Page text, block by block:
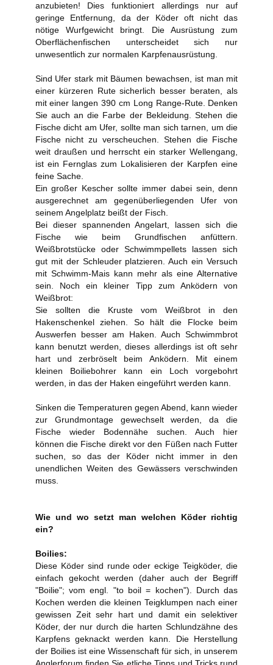
anzubieten! Dies funktioniert allerdings nur auf
geringe Entfernung, da der Köder oft nicht das
nötige Wurfgewicht bringt. Die Ausrüstung zum
Oberflächenfischen unterscheidet sich nur
unwesentlich zur normalen Karpfenausrüstung.
Sind Ufer stark mit Bäumen bewachsen, ist man mit
einer kürzeren Rute sicherlich besser beraten, als
mit einer langen 390 cm Long Range-Rute. Denken
Sie auch an die Farbe der Bekleidung. Stehen die
Fische dicht am Ufer, sollte man sich tarnen, um die
Fische nicht zu verscheuchen. Stehen die Fische
weit draußen und herrscht ein starker Wellengang,
ist ein Fernglas zum Lokalisieren der Karpfen eine
feine Sache.
Ein großer Kescher sollte immer dabei sein, denn
ausgerechnet am gegenüberliegenden Ufer von
seinem Angelplatz beißt der Fisch.
Bei dieser spannenden Angelart, lassen sich die
Fische wie beim Grundfischen anfüttern.
Weißbrotstücke oder Schwimmpellets lassen sich
gut mit der Schleuder platzieren. Auch ein Versuch
mit Schwimm-Mais kann mehr als eine Alternative
sein. Noch ein kleiner Tipp zum Anködern von
Weißbrot:
Sie sollten die Kruste vom Weißbrot in den
Hakenschenkel ziehen. So hält die Flocke beim
Auswerfen besser am Haken. Auch Schwimmbrot
kann benutzt werden, dieses allerdings ist oft sehr
hart und zerbröselt beim Anködern. Mit einem
kleinen Boiliebohrer kann ein Loch vorgebohrt
werden, in das der Haken eingeführt werden kann.
Sinken die Temperaturen gegen Abend, kann wieder
zur Grundmontage gewechselt werden, da die
Fische wieder Bodennähe suchen. Auch hier
können die Fische direkt vor den Füßen nach Futter
suchen, so das der Köder nicht immer in den
unendlichen Weiten des Gewässers verschwinden
muss.
Wie und wo setzt man welchen Köder richtig
ein?
Boilies:
Diese Köder sind runde oder eckige Teigköder, die
einfach gekocht werden (daher auch der Begriff
"Boilie"; vom engl. "to boil = kochen"). Durch das
Kochen werden die kleinen Teigklumpen nach einer
gewissen Zeit sehr hart und damit ein selektiver
Köder, der nur durch die harten Schlundzähne des
Karpfens geknackt werden kann. Die Herstellung
der Boilies ist eine Wissenschaft für sich, in unserem